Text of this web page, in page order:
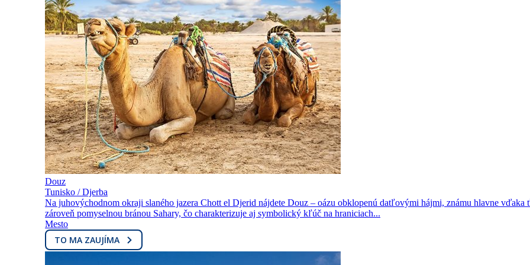
Douz
Tunisko / Djerba
Na juhovýchodnom okraji slaného jazera Chott el Djerid nájdete Douz – oázu obklopenú datľovými hájmi, známu hlavne vďaka
zároveň pomyselnou bránou Sahary, čo charakterizuje aj symbolický kľúč na hraniciach...
Mesto
TO MA ZAUJÍMA